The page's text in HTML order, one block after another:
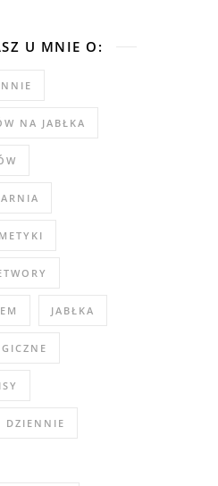
U MNIE O:
NA JABŁKA
JABŁKA
DZIENNIE